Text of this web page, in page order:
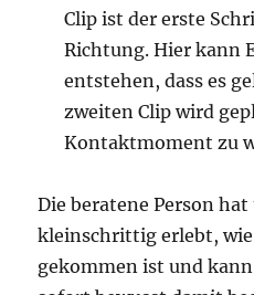
Clip ist der erste
Richtung. Hier kann
entstehen, dass es
zweiten Clip wird
Kontaktmoment zu
Die beratene Person
kleinschrittig erlebt, wie
gekommen ist und